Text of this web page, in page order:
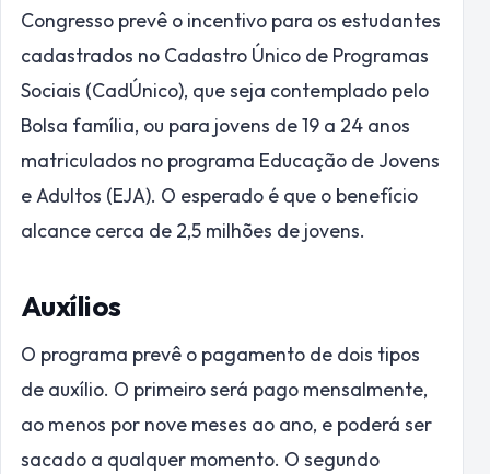
Congresso prevê o incentivo para os estudantes
cadastrados no Cadastro Único de Programas
Sociais (CadÚnico), que seja contemplado pelo
Bolsa família, ou para jovens de 19 a 24 anos
matriculados no programa Educação de Jovens
e Adultos (EJA). O esperado é que o benefício
alcance cerca de 2,5 milhões de jovens.
Auxílios
O programa prevê o pagamento de dois tipos
de auxílio. O primeiro será pago mensalmente,
ao menos por nove meses ao ano, e poderá ser
sacado a qualquer momento. O segundo